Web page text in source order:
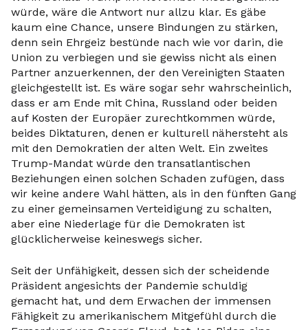
würde, wäre die Antwort nur allzu klar. Es gäbe
kaum eine Chance, unsere Bindungen zu stärken,
denn sein Ehrgeiz bestünde nach wie vor darin, die
Union zu verbiegen und sie gewiss nicht als einen
Partner anzuerkennen, der den Vereinigten Staaten
gleichgestellt ist. Es wäre sogar sehr wahrscheinlich,
dass er am Ende mit China, Russland oder beiden
auf Kosten der Europäer zurechtkommen würde,
beides Diktaturen, denen er kulturell nähersteht als
mit den Demokratien der alten Welt. Ein zweites
Trump-Mandat würde den transatlantischen
Beziehungen einen solchen Schaden zufügen, dass
wir keine andere Wahl hätten, als in den fünften Gang
zu einer gemeinsamen Verteidigung zu schalten,
aber eine Niederlage für die Demokraten ist
glücklicherweise keineswegs sicher.
Seit der Unfähigkeit, dessen sich der scheidende
Präsident angesichts der Pandemie schuldig
gemacht hat, und dem Erwachen der immensen
Fähigkeit zu amerikanischem Mitgefühl durch die